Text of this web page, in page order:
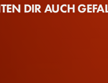
DIR AUCH